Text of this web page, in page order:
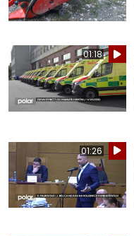
01:18
01:26